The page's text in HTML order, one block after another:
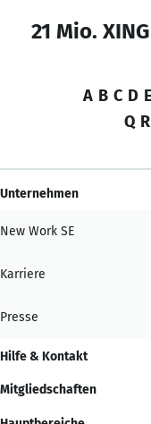
21 Mio.
A B C D E
Q R
Unternehmen
New Work SE
Karriere
Presse
Hilfe & Kontakt
Mitgliedschaften